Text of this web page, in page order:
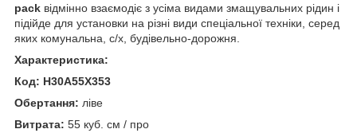
pack відмінно взаємодіє з усіма видами змащувальних рідин і
підійде для установки на різні види спеціальної техніки, серед
яких комунальна, с/х, будівельно-дорожня.
Характеристика:
Код: H30A55X353
Обертання: ліве
Витрата: 55 куб. см / про